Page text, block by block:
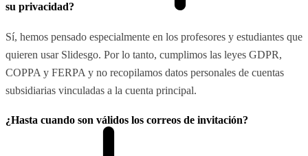
su privacidad?
Sí, hemos pensado especialmente en los profesores y estudiantes que
quieren usar Slidesgo. Por lo tanto, cumplimos las leyes GDPR,
COPPA y FERPA y no recopilamos datos personales de cuentas
subsidiarias vinculadas a la cuenta principal.
¿Hasta cuando son válidos los correos de invitación?